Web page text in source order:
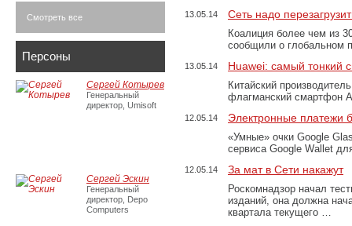
13.05.14 Сеть надо
Коалиция более чем из
сообщили о глобальном
13.05.14 Huawei: самый тонкий
Китайский
флагманский смартфон
12.05.14 Электронные платежи
«Умные» очки Google
сервиса Google Wallet
12.05.14 За мат в Сети накажут
Роскомнадзор начал
изданий, она должна
квартала текущего …
Смотреть все
Персоны
Сергей Котырев
Генеральный
директор, Umisoft
Сергей Эскин
Генеральный
директор, Depo
Computers